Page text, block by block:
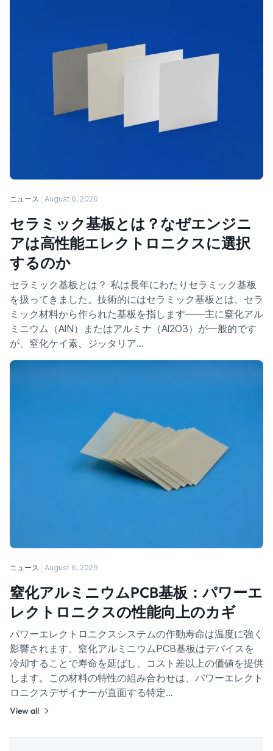
ニュース August 6, 2026
セラミック基板とは？なぜエンジニ
アは高性能エレクトロニクスに選択
するのか
セラミック基板とは？ 私は長年にわたりセラミック基板
を扱ってきました。技術的にはセラミック基板とは、セラ
ミック材料から作られた基板を指します——主に窒化アル
ミニウム（AlN）またはアルミナ（Al2O3）が一般的です
が、窒化ケイ素、ジッタリア…
ニュース August 6, 2026
窒化アルミニウムPCB基板：パワーエ
レクトロニクスの性能向上のカギ
パワーエレクトロニクスシステムの作動寿命は温度に強く
影響されます。窒化アルミニウムPCB基板はデバイスを
冷却することで寿命を延ばし、コスト差以上の価値を提供
します。この材料の特性の組み合わせは、パワーエレクト
ロニクスデザイナーが直面する特定…
View all